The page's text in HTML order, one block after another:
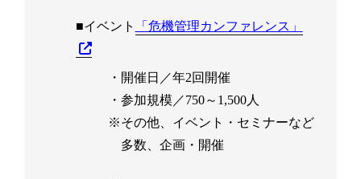
■イベント 「危機管理カンファレンス」
・開催日／年2回開催
・参加規模／750～1,500人
※その他、イベント・セミナーなど
多数、企画・開催